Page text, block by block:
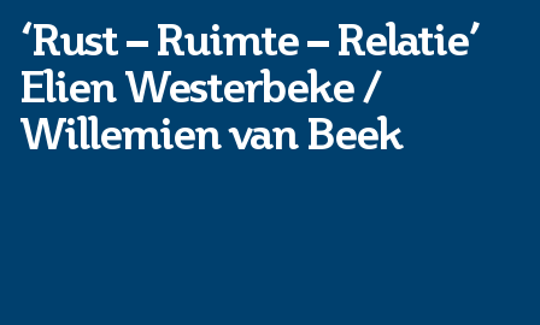
‘Rust – Ruimte – Relatie’
Elien Westerbeke /
Willemien van Beek